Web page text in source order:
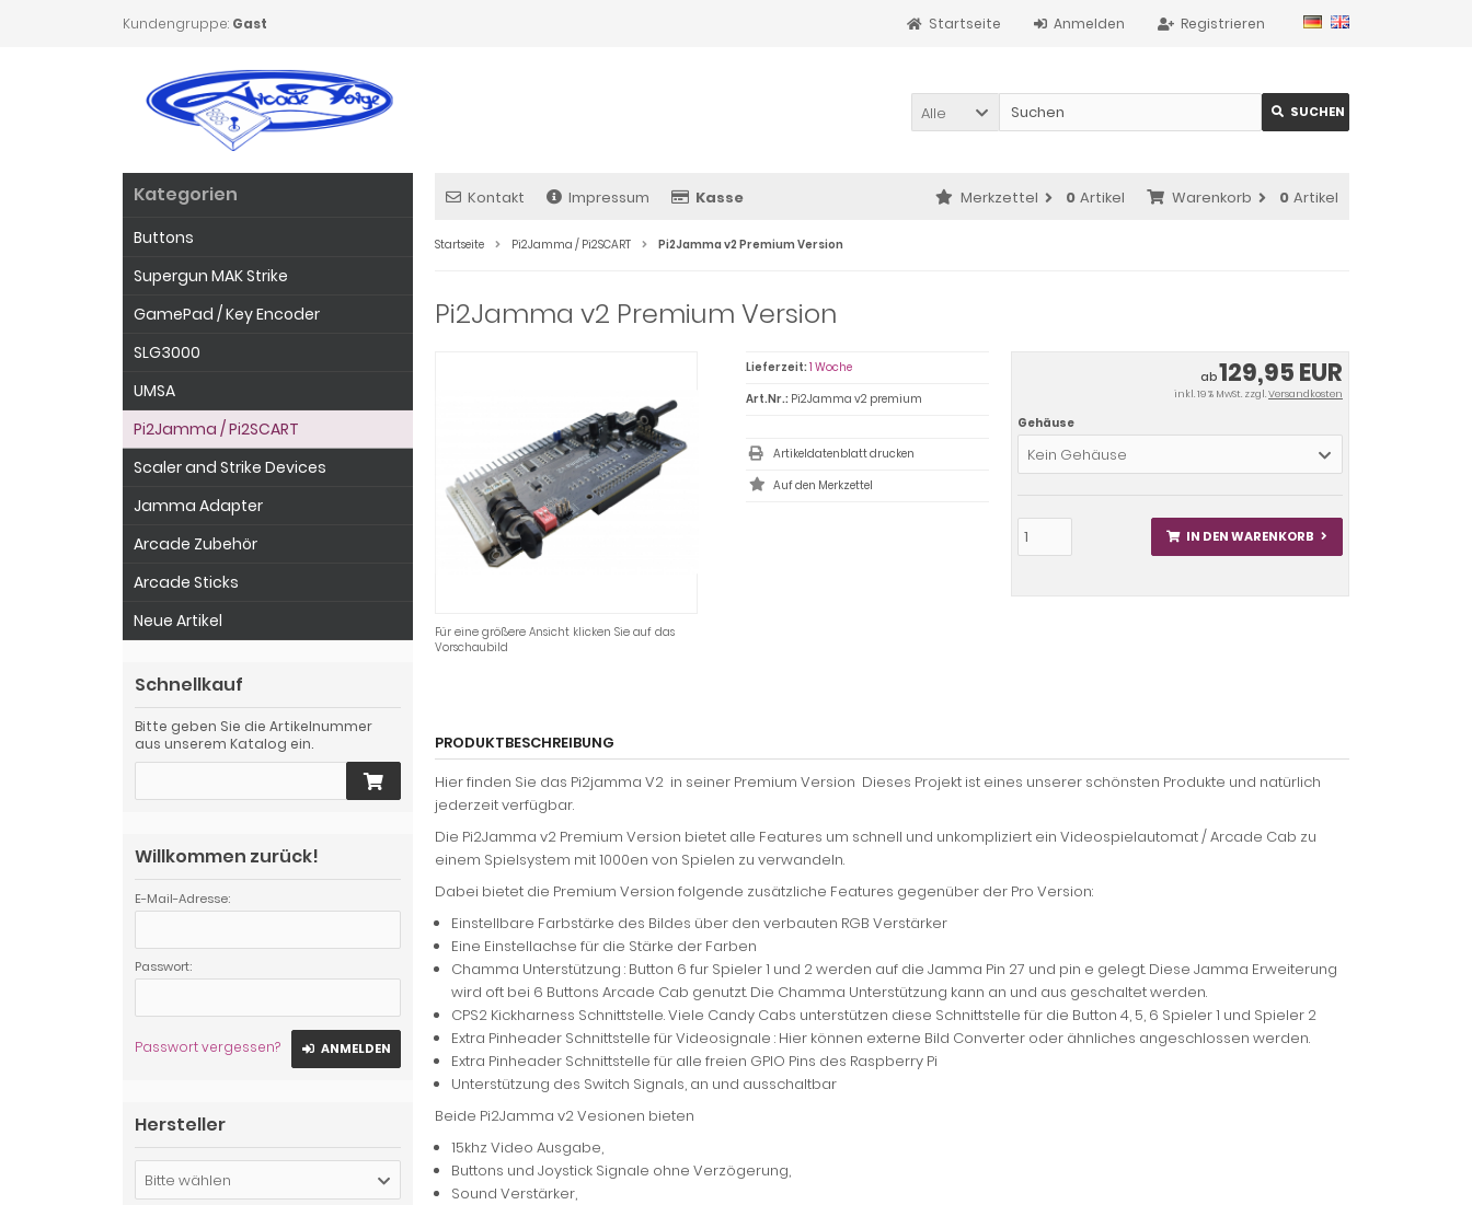
Kundengruppe: Gast Registrieren
Anmelden
Startseite
Alle SUCHEN
Kontakt Impressum Kasse Warenkorb 0 Artikel
Merkzettel 0 Artikel
Startseite Pi2Jamma / Pi2SCART Pi2Jamma v2 Premium Version
Pi2Jamma v2 Premium Version
Für eine größere Ansicht klicken Sie auf das
Vorschaubild
ab129,95 EUR
inkl. 19 % MwSt. zzgl.Versandkosten
Gehäuse
Kein Gehäuse
IN DEN WARENKORB
Lieferzeit: 1 Woche
Art.Nr.: Pi2Jamma v2 premium
Artikeldatenblatt drucken
PRODUKTBESCHREIBUNG
Hier finden Sie das Pi2jamma V2 in seiner Premium Version Dieses Projekt ist eines unserer schönsten Produkte und natürlich
jederzeit verfügbar.
Die Pi2Jamma v2 Premium Version bietet alle Features um schnell und unkompliziert ein Videospielautomat / Arcade Cab zu
einem Spielsystem mit 1000en von Spielen zu verwandeln.
Dabei bietet die Premium Version folgende zusätzliche Features gegenüber der Pro Version:
Einstellbare Farbstärke des Bildes über den verbauten RGB Verstärker
Eine Einstellachse für die Stärke der Farben
Chamma Unterstützung : Button 6 fur Spieler 1 und 2 werden auf die Jamma Pin 27 und pin e gelegt. Diese Jamma Erweiterung
wird oft bei 6 Buttons Arcade Cab genutzt. Die Chamma Unterstützung kann an und aus geschaltet werden.
CPS2 Kickharness Schnittstelle. Viele Candy Cabs unterstützen diese Schnittstelle für die Button 4, 5, 6 Spieler 1 und Spieler 2
Extra Pinheader Schnittstelle für Videosignale : Hier können externe Bild Converter oder ähnliches angeschlossen werden.
Extra Pinheader Schnittstelle für alle freien GPIO Pins des Raspberry Pi
Unterstützung des Switch Signals, an und ausschaltbar
Beide Pi2Jamma v2 Vesionen bieten
15khz Video Ausgabe,
Buttons und Joystick Signale ohne Verzögerung,
Sound Verstärker,
Kategorien
Buttons
Supergun MAK Strike
GamePad / Key Encoder
SLG3000
UMSA
Pi2Jamma / Pi2SCART
Scaler and Strike Devices
Jamma Adapter
Arcade Zubehör
Arcade Sticks
Neue Artikel
Schnellkauf
Bitte geben Sie die Artikelnummer
aus unserem Katalog ein.
Willkommen zurück!
E-Mail-Adresse:
Passwort:
Passwort vergessen? ANMELDEN
Hersteller
Bitte wählen